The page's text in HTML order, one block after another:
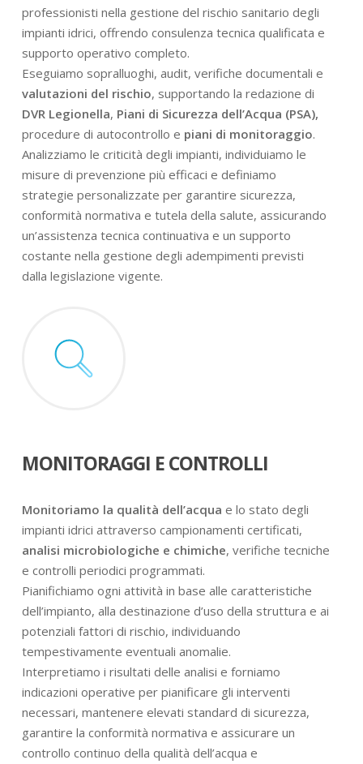
professionisti nella gestione del rischio sanitario degli
impianti idrici, offrendo consulenza tecnica qualificata e
supporto operativo completo.
Eseguiamo sopralluoghi, audit, verifiche documentali e
valutazioni del rischio, supportando la redazione di
DVR Legionella, Piani di Sicurezza dell’Acqua (PSA),
procedure di autocontrollo e piani di monitoraggio.
Analizziamo le criticità degli impianti, individuiamo le
misure di prevenzione più efficaci e definiamo
strategie personalizzate per garantire sicurezza,
conformità normativa e tutela della salute, assicurando
un’assistenza tecnica continuativa e un supporto
costante nella gestione degli adempimenti previsti
dalla legislazione vigente.
MONITORAGGI E CONTROLLI
Monitoriamo la qualità dell’acqua e lo stato degli
impianti idrici attraverso campionamenti certificati,
analisi microbiologiche e chimiche, verifiche tecniche
e controlli periodici programmati.
Pianifichiamo ogni attività in base alle caratteristiche
dell’impianto, alla destinazione d’uso della struttura e ai
potenziali fattori di rischio, individuando
tempestivamente eventuali anomalie.
Interpretiamo i risultati delle analisi e forniamo
indicazioni operative per pianificare gli interventi
necessari, mantenere elevati standard di sicurezza,
garantire la conformità normativa e assicurare un
controllo continuo della qualità dell’acqua e